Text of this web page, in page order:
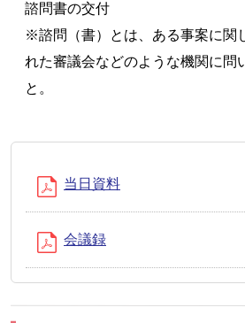
諮問書の交付
※諮問（書）とは、ある事案に関
れた審議会などのような機関に問
と。
当日資料
会議録